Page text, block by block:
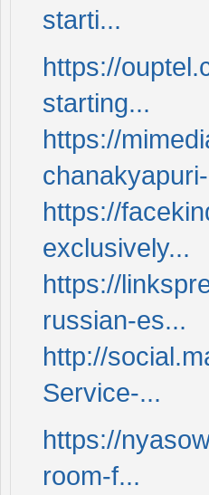
starti...
https://
starting...
https://
https://
exclusively...
https://
russian-es...
http://
Service-...
https://
room-f...